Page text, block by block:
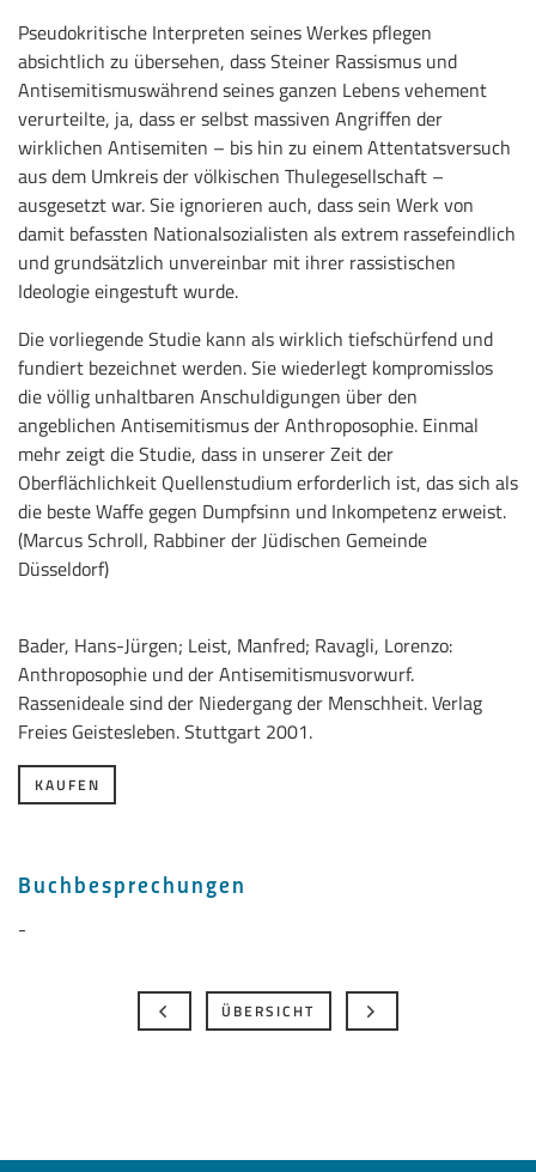
Pseudokritische Interpreten seines Werkes pflegen
absichtlich zu übersehen, dass Steiner Rassismus und
Antisemitismuswährend seines ganzen Lebens vehement
verurteilte, ja, dass er selbst massiven Angriffen der
wirklichen Antisemiten – bis hin zu einem Attentatsversuch
aus dem Umkreis der völkischen Thulegesellschaft –
ausgesetzt war. Sie ignorieren auch, dass sein Werk von
damit befassten Nationalsozialisten als extrem rassefeindlich
und grundsätzlich unvereinbar mit ihrer rassistischen
Ideologie eingestuft wurde.
Die vorliegende Studie kann als wirklich tiefschürfend und
fundiert bezeichnet werden. Sie wiederlegt kompromisslos
die völlig unhaltbaren Anschuldigungen über den
angeblichen Antisemitismus der Anthroposophie. Einmal
mehr zeigt die Studie, dass in unserer Zeit der
Oberflächlichkeit Quellenstudium erforderlich ist, das sich als
die beste Waffe gegen Dumpfsinn und Inkompetenz erweist.
(Marcus Schroll, Rabbiner der Jüdischen Gemeinde
Düsseldorf)
Bader, Hans-Jürgen; Leist, Manfred; Ravagli, Lorenzo:
Anthroposophie und der Antisemitismusvorwurf.
Rassenideale sind der Niedergang der Menschheit. Verlag
Freies Geistesleben. Stuttgart 2001.
KAUFEN
Buchbesprechungen
-
ÜBERSICHT